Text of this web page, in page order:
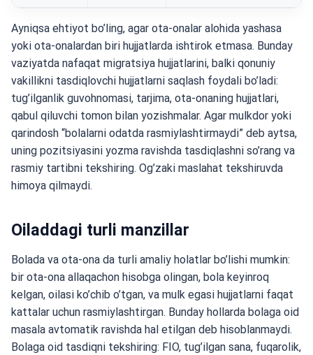
Ayniqsa ehtiyot bo’ling, agar ota-onalar alohida yashasa
yoki ota-onalardan biri hujjatlarda ishtirok etmasa. Bunday
vaziyatda nafaqat migratsiya hujjatlarini, balki qonuniy
vakillikni tasdiqlovchi hujjatlarni saqlash foydali bo’ladi:
tug’ilganlik guvohnomasi, tarjima, ota-onaning hujjatlari,
qabul qiluvchi tomon bilan yozishmalar. Agar mulkdor yoki
qarindosh “bolalarni odatda rasmiylashtirmaydi” deb aytsa,
uning pozitsiyasini yozma ravishda tasdiqlashni so’rang va
rasmiy tartibni tekshiring. Og’zaki maslahat tekshiruvda
himoya qilmaydi.
Oiladdagi turli manzillar
Bolada va ota-ona da turli amaliy holatlar bo’lishi mumkin:
bir ota-ona allaqachon hisobga olingan, bola keyinroq
kelgan, oilasi ko’chib o’tgan, va mulk egasi hujjatlarni faqat
kattalar uchun rasmiylashtirgan. Bunday hollarda bolaga oid
masala avtomatik ravishda hal etilgan deb hisoblanmaydi.
Bolaga oid tasdiqni tekshiring: FIO, tug’ilgan sana, fuqarolik,